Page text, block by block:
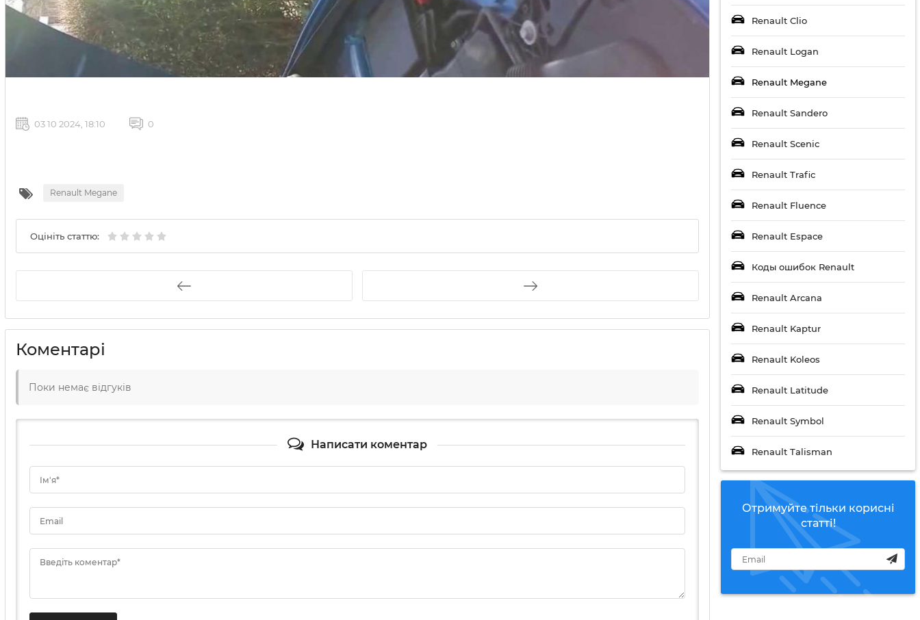
Renault Clio
Renault Logan
Renault Megane
Renault Sandero
Renault Scenic
Renault Trafic
Renault Fluence
Renault Espace
Коды ошибок Renault
Renault Arcana
Renault Kaptur
Renault Koleos
Renault Latitude
Renault Symbol
Renault Talisman
Отримуйте тільки корисні
статті!
03 10 2024, 18:10 0
Renault Megane
Оцініть статтю:
Коментарі
Поки немає відгуків
Написати коментар
Ім'я*
Email
Введіть коментар*